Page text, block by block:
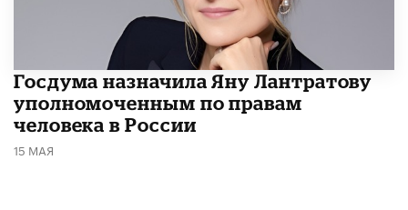
Госдума назначила Яну Лантратову
уполномоченным по правам
человека в России
15 МАЯ